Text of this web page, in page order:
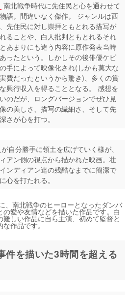
南北戦争時代に先住民と心を通わせて
語。間違いなく傑作。 ジャンルは西
先住民に対し崇拝ともとれる描写が
ることや、白人批判ともとれるそれ
あまりにも違う内容に原作発表当時
ったという。しかしその後俳優ケビ
手によって映像化され(しかも莫大な
費だったというから驚き)、多くの賞
興行収入を得ることとなる。 感想を
のだが、ロングバージョンでぜひ見
の美しさ、描写の繊細さ、そして先
さが心を打つ。
自分勝手に領土を広げていく様が、
アン側の視点から描かれた映画。壮
ンディアン達の残酷なまでに簡潔で
心を打たれる。
、南北戦争のヒーローとなったダンバ
愛や友情などを描いた作品です。白
難しい作品に自ら主演、初めて監督と
作品です。
件を描いた3時間を超える